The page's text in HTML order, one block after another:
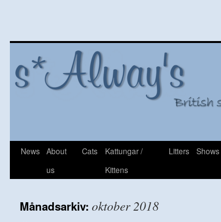
Hoppa
News
About
us
Cats
Kattungar /
Kittens
Litters Shows
Månadsarkiv: oktober 2018